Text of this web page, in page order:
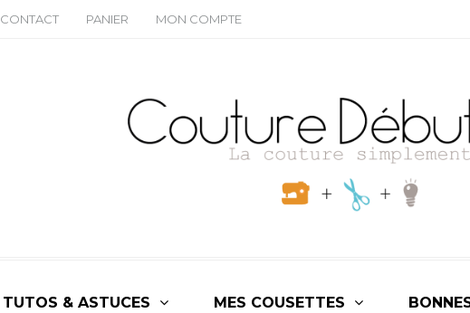
CONTACT PANIER MON COMPTE
TUTOS & ASTUCES MES COUSETTES